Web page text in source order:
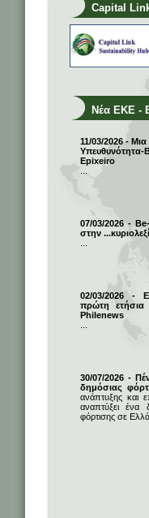
Capital
Νέα ΕΚΕ -
11/03/2026 -
Epixeiro
07/03/2026 -
στην
02/03/2026 -
πρώτη ετήσια
Philenews
30/07/2026 -
δημόσιας
ανάπτυξης και
αναπτύξει
φόρτισης σε